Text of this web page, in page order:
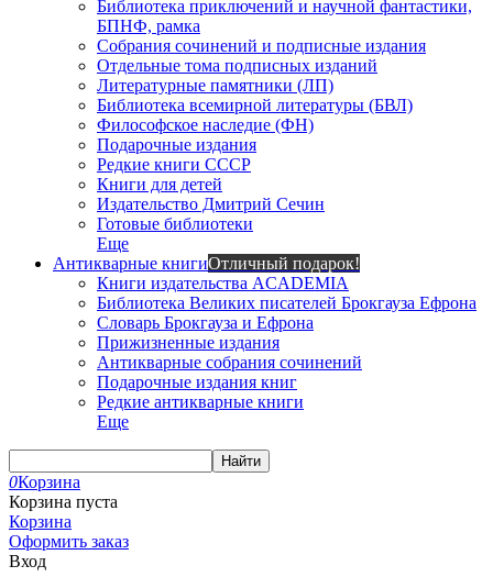
Библиотека приключений и научной фантастики,
БПНФ, рамка
Собрания сочинений и подписные издания
Отдельные тома подписных изданий
Литературные памятники (ЛП)
Библиотека всемирной литературы (БВЛ)
Философское наследие (ФН)
Подарочные издания
Редкие книги СССР
Книги для детей
Издательство Дмитрий Сечин
Готовые библиотеки
Еще
Антикварные книгиОтличный подарок!
Книги издательства ACADEMIA
Библиотека Великих писателей Брокгауза Ефрона
Словарь Брокгауза и Ефрона
Прижизненные издания
Антикварные собрания сочинений
Подарочные издания книг
Редкие антикварные книги
Еще
Найти
0Корзина
Корзина пуста
Корзина
Оформить заказ
Вход